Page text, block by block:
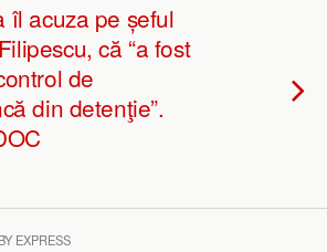
îl acuza pe șeful
că “a fost
de
din detenţie”.
EXPRESS